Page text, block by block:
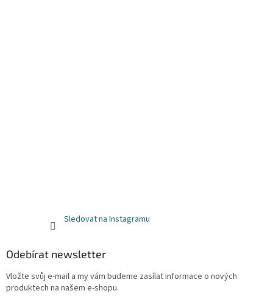
Sledovat na Instagramu
Odebírat newsletter
Vložte svůj e-mail a my vám budeme zasílat informace o nových
produktech na našem e-shopu.